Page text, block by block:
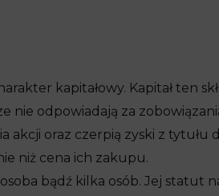
kapitałowy. Kapitał ten
nie odpowiadają za
akcji oraz czerpią zyski z
niż cena ich zakupu.
osoba bądź kilka osób. Jej